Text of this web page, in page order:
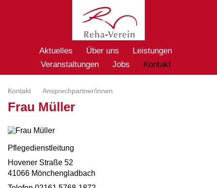
Aktuelles Über uns
Leistungen
Veranstaltungen
Jobs Kontakt
Kontakt Ansprechpartner/innen
Frau Müller
Pflegedienstleitung
Hovener Straße 52
41066 Mönchengladbach